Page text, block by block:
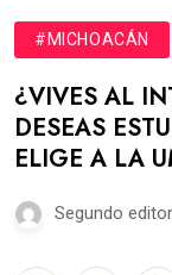
#MICHOACÁN
¿VIVES AL
DESEAS
ELIGE A LA
Segundo